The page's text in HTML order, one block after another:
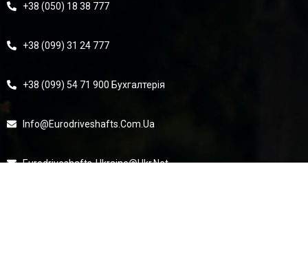
+38 (050) 18 38 777
+38 (099) 31 24 777
+38 (099) 54 71 900 Бухгалтерія
Info@eurodriveshafts.com.ua
Eurodriveshafts-Ukraine@ukr.net